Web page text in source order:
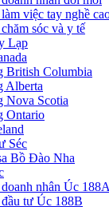
việc tay nghề
sóc và y tế
Lạp
British Columbia
Alberta
Nova Scotia
Ontario
Séc
Bồ Đào Nha
nhân Úc 188A
tư Úc 188B